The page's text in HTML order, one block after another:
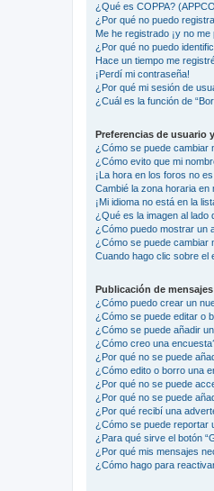
¿Qué es COPPA?
¿Por qué no puedo
Me he registrado ¡y no me
¿Por qué no puedo
Hace un tiempo me
¡Perdí mi contraseña!
¿Por qué mi sesión de
¿Cuál es la función de
Preferencias de usuario
¿Cómo se puede cambiar
¿Cómo evito que mi
¡La hora en los foros no
Cambié la zona horaria en
¡Mi idioma no está en la
¿Qué es la imagen al lado
¿Cómo puedo mostrar un
¿Cómo se puede cambiar
Cuando hago clic sobre el
Publicación de mensajes
¿Cómo puedo crear un
¿Cómo se puede editar o
¿Cómo se puede añadir
¿Cómo creo una
¿Por qué no se puede
¿Cómo edito o borro una
¿Por qué no se puede
¿Por qué no se puede
¿Por qué recibí una
¿Cómo se puede reportar
¿Para qué sirve el botón
¿Por qué mis mensajes
¿Cómo hago para